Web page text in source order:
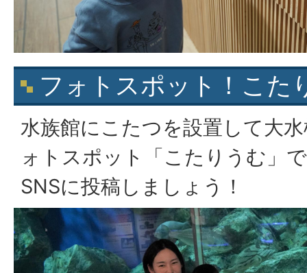
フォトスポット！こた
水族館にこたつを設置して大
ォトスポット「こたりうむ」
SNSに投稿しましょう！